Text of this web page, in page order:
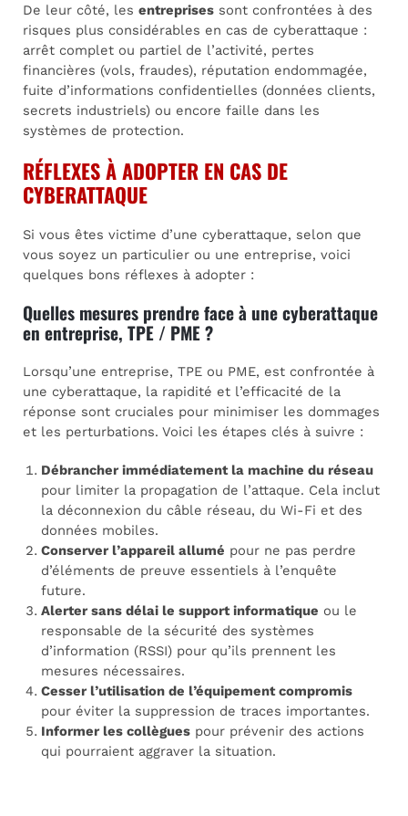
De leur côté, les entreprises sont confrontées à des
risques plus considérables en cas de cyberattaque :
arrêt complet ou partiel de l’activité, pertes
financières (vols, fraudes), réputation endommagée,
fuite d’informations confidentielles (données clients,
secrets industriels) ou encore faille dans les
systèmes de protection.
RÉFLEXES À ADOPTER EN CAS DE
CYBERATTAQUE
Si vous êtes victime d’une cyberattaque, selon que
vous soyez un particulier ou une entreprise, voici
quelques bons réflexes à adopter :
Quelles mesures prendre face à une cyberattaque
en entreprise, TPE / PME ?
Lorsqu’une entreprise, TPE ou PME, est confrontée à
une cyberattaque, la rapidité et l’efficacité de la
réponse sont cruciales pour minimiser les dommages
et les perturbations. Voici les étapes clés à suivre :
Débrancher immédiatement la machine du réseau
pour limiter la propagation de l’attaque. Cela inclut
la déconnexion du câble réseau, du Wi-Fi et des
données mobiles.
Conserver l’appareil allumé pour ne pas perdre
d’éléments de preuve essentiels à l’enquête
future.
Alerter sans délai le support informatique ou le
responsable de la sécurité des systèmes
d’information (RSSI) pour qu’ils prennent les
mesures nécessaires.
Cesser l’utilisation de l’équipement compromis
pour éviter la suppression de traces importantes.
Informer les collègues pour prévenir des actions
qui pourraient aggraver la situation.